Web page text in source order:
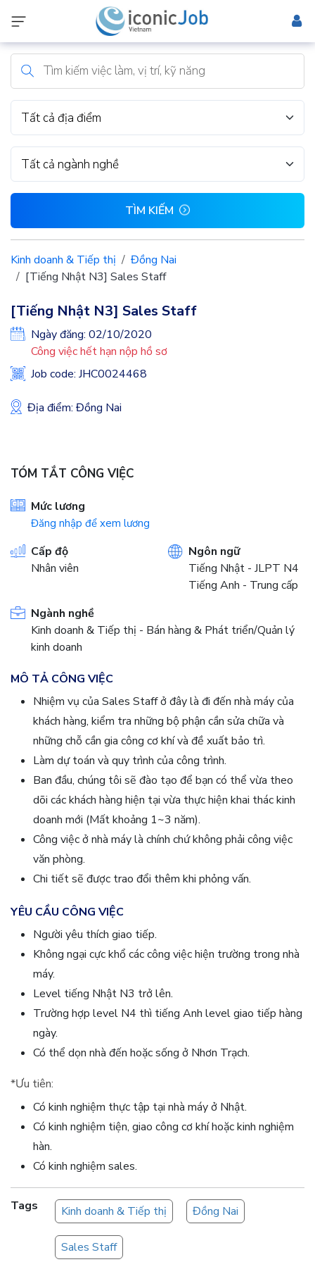
Tất cả địa điểm
Tất cả ngành nghề
TÌM KIẾM
Kinh doanh & Tiếp thị
Đồng Nai
[Tiếng Nhật N3] Sales Staff
[Tiếng Nhật N3] Sales Staff
Ngày đăng: 02/10/2020
Công việc hết hạn nộp hồ sơ
Job code: JHC0024468
Địa điểm: Đồng Nai
TÓM TẮT CÔNG VIỆC
Mức lương
Đăng nhập để xem lương
Cấp độ
Nhân viên
Ngôn ngữ
Tiếng Nhật - JLPT N4
Tiếng Anh - Trung cấp
Ngành nghề
Kinh doanh & Tiếp thị - Bán hàng & Phát triển/Quản lý
kinh doanh
MÔ TẢ CÔNG VIỆC
Nhiệm vụ của Sales Staff ở đây là đi đến nhà máy của
khách hàng, kiểm tra những bộ phận cần sửa chữa và
những chỗ cần gia công cơ khí và đề xuất bảo trì.
Làm dự toán và quy trình của công trình.
Ban đầu, chúng tôi sẽ đào tạo để bạn có thể vừa theo
dõi các khách hàng hiện tại vừa thực hiện khai thác kinh
doanh mới (Mất khoảng 1~3 năm).
Công việc ở nhà máy là chính chứ không phải công việc
văn phòng.
Chi tiết sẽ được trao đổi thêm khi phỏng vấn.
YÊU CẦU CÔNG VIỆC
Người yêu thích giao tiếp.
Không ngại cực khổ các công việc hiện trường trong nhà
máy.
Level tiếng Nhật N3 trở lên.
Trường hợp level N4 thì tiếng Anh level giao tiếp hàng
ngày.
Có thể dọn nhà đến hoặc sống ở Nhơn Trạch.
*Ưu tiên:
Có kinh nghiệm thực tập tại nhà máy ở Nhật.
Có kinh nghiệm tiện, giao công cơ khí hoặc kinh nghiệm
hàn.
Có kinh nghiệm sales.
Tags Kinh doanh & Tiếp thị Đồng Nai
Sales Staff